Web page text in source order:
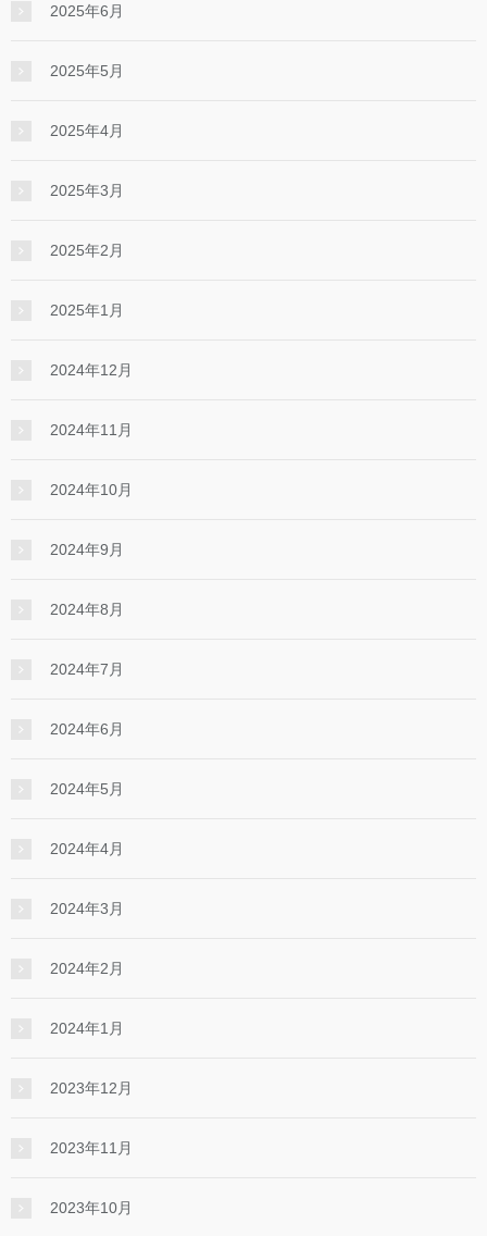
2025年6月
2025年5月
2025年4月
2025年3月
2025年2月
2025年1月
2024年12月
2024年11月
2024年10月
2024年9月
2024年8月
2024年7月
2024年6月
2024年5月
2024年4月
2024年3月
2024年2月
2024年1月
2023年12月
2023年11月
2023年10月